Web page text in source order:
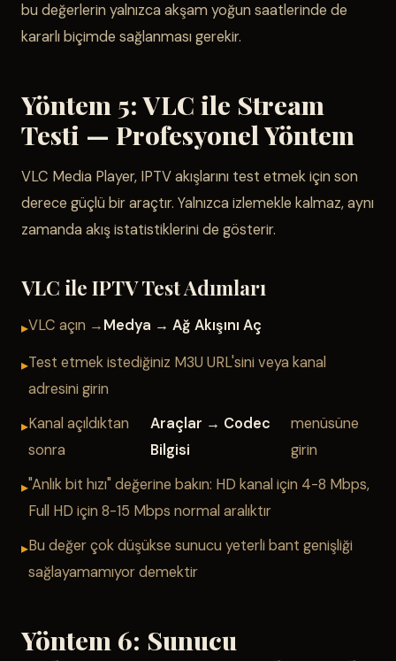
bu değerlerin yalnızca akşam yoğun saatlerinde de
kararlı biçimde sağlanması gerekir.
Yöntem 5: VLC ile Stream
Testi — Profesyonel Yöntem
VLC Media Player, IPTV akışlarını test etmek için son
derece güçlü bir araçtır. Yalnızca izlemekle kalmaz, aynı
zamanda akış istatistiklerini de gösterir.
VLC ile IPTV Test Adımları
VLC açın →Medya → Ağ Akışını Aç
Test etmek istediğiniz M3U URL'sini veya kanal
adresini girin
Kanal açıldıktan
sonra
Araçlar → Codec
Bilgisi
menüsüne
girin
"Anlık bit hızı" değerine bakın: HD kanal için 4-8 Mbps,
Full HD için 8-15 Mbps normal aralıktır
Bu değer çok düşükse sunucu yeterli bant genişliği
sağlayamamıyor demektir
Yöntem 6: Sunucu